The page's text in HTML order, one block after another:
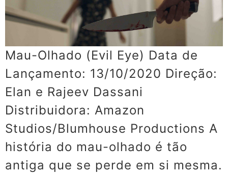
Mau-Olhado (Evil Eye) Data de
Lançamento: 13/10/2020 Direção:
Elan e Rajeev Dassani
Distribuidora: Amazon
Studios/Blumhouse Productions A
história do mau-olhado é tão
antiga que se perde em si mesma.